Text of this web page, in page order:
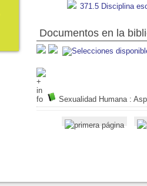
371.5 Disciplina
Documentos en la
Sexualidad Humana :